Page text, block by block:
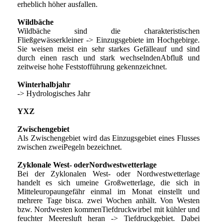
erheblich höher ausfallen.
Wildbäche
Wildbäche sind die charakteristischen
Fließgewässerkleiner -> Einzugsgebiete im Hochgebirge.
Sie weisen meist ein sehr starkes Gefälleauf und sind
durch einen rasch und stark wechselndenAbfluß und
zeitweise hohe Feststofführung gekennzeichnet.
Winterhalbjahr
-> Hydrologisches Jahr
YXZ
Zwischengebiet
Als Zwischengebiet wird das Einzugsgebiet eines Flusses
zwischen zweiPegeln bezeichnet.
Zyklonale West- oderNordwestwetterlage
Bei der Zyklonalen West- oder Nordwestwetterlage
handelt es sich umeine Großwetterlage, die sich in
Mitteleuropaungefähr einmal im Monat einstellt und
mehrere Tage bisca. zwei Wochen anhält. Von Westen
bzw. Nordwesten kommenTiefdruckwirbel mit kühler und
feuchter Meeresluft heran -> Tiefdruckgebiet. Dabei